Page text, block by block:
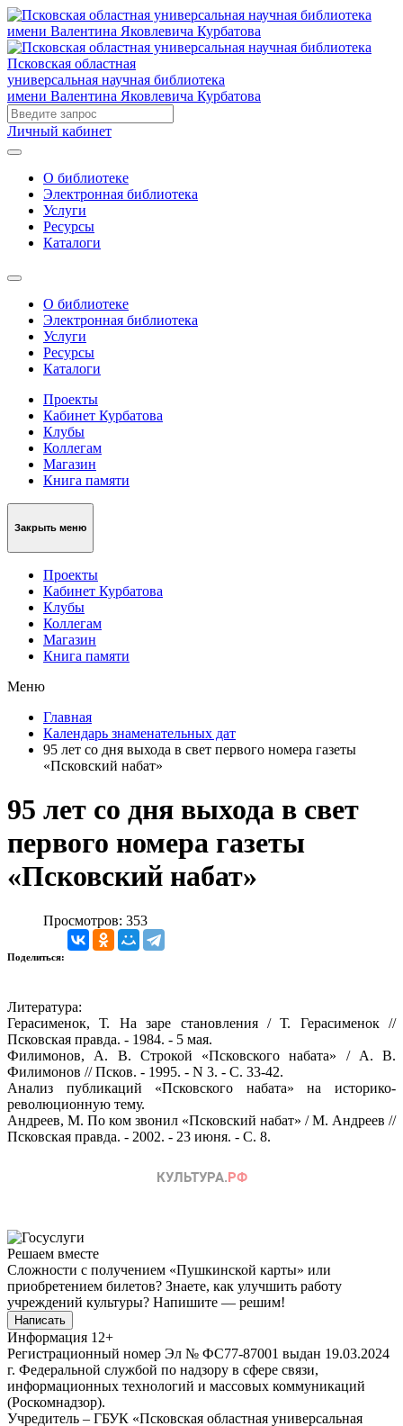
Псковская областная
универсальная научная библиотека
имени Валентина Яковлевича Курбатова
Личный кабинет
О библиотеке
Электронная библиотека
Услуги
Ресурсы
Каталоги
О библиотеке
Электронная библиотека
Услуги
Ресурсы
Каталоги
Проекты
Кабинет Курбатова
Клубы
Коллегам
Магазин
Книга памяти
Закрыть меню
Проекты
Кабинет Курбатова
Клубы
Коллегам
Магазин
Книга памяти
Меню
Главная
Календарь знаменательных дат
95 лет со дня выхода в свет первого номера газеты
«Псковский набат»
95 лет со дня выхода в свет
первого номера газеты
«Псковский набат»
Просмотров: 353
Поделиться:
Литература:
Герасименок, Т. На заре становления / Т. Герасименок //
Псковская правда. - 1984. - 5 мая.
Филимонов, А. В. Строкой «Псковского набата» / А. В.
Филимонов // Псков. - 1995. - N 3. - С. 33-42.
Анализ публикаций «Псковского набата» на историко-
революционную тему.
Андреев, М. По ком звонил «Псковский набат» / М. Андреев //
Псковская правда. - 2002. - 23 июня. - С. 8.
Решаем вместе
Сложности с получением «Пушкинской карты» или
приобретением билетов? Знаете, как улучшить работу
учреждений культуры? Напишите — решим!
Написать
Информация 12+
Регистрационный номер Эл № ФС77-87001 выдан 19.03.2024
г. Федеральной службой по надзору в сфере связи,
информационных технологий и массовых коммуникаций
(Роскомнадзор).
Учредитель – ГБУК «Псковская областная универсальная